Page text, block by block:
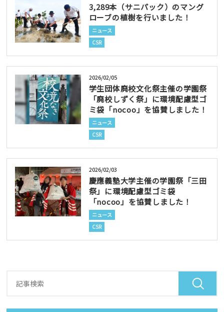
3,289本（サニパック）のマング
ローブの植樹を行いました！
ニュース
CSR
2026/02/05
学生団体廃校文化祭主催の学園祭
「廃校しずく祭」に環境配慮型ゴ
ミ袋「nocoo」を協賛しました！
ニュース
CSR
2026/02/03
慶應義塾大学主催の学園祭「三田
祭」に環境配慮型ゴミ袋
「nocoo」を協賛しました！
ニュース
CSR